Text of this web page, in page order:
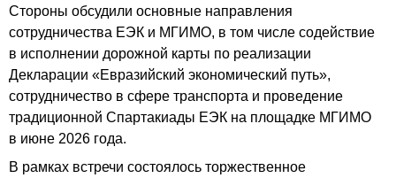
Стороны обсудили основные направления
сотрудничества ЕЭК и МГИМО, в том числе содействие
в исполнении дорожной карты по реализации
Декларации «Евразийский экономический путь»,
сотрудничество в сфере транспорта и проведение
традиционной Спартакиады ЕЭК на площадке МГИМО
в июне 2026 года.
В рамках встречи состоялось торжественное